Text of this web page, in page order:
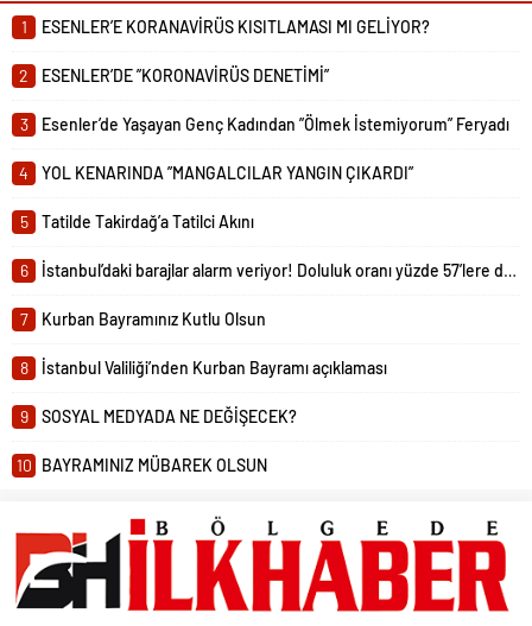
tedbirler arasında, bayramlaşmanın
1 ESENLER’E KORANAVİRÜS KISITLAMASI MI GELİYOR?
2 ESENLER’DE ”KORONAVİRÜS DENETİMİ”
3 Esenler’de Yaşayan Genç Kadından ”Ölmek İstemiyorum” Feryadı
4 YOL KENARINDA ”MANGALCILAR YANGIN ÇIKARDI”
5 Tatilde Takirdağ’a Tatilci Akını
6 İstanbul’daki barajlar alarm veriyor! Doluluk oranı yüzde 57’lere düştü
7 Kurban Bayramınız Kutlu Olsun
8 İstanbul Valiliği’nden Kurban Bayramı açıklaması
9 SOSYAL MEDYADA NE DEĞİŞECEK?
10 BAYRAMINIZ MÜBAREK OLSUN